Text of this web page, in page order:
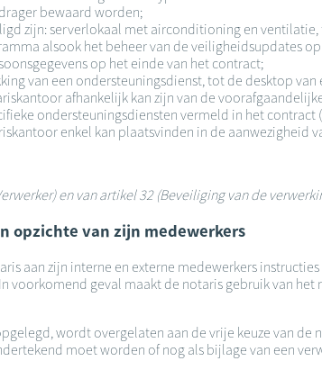
bewaard worden;
zijn: serverlokaal met airconditioning en
alsook het beheer van de veiligheidsupdates
op het einde van het contract;
van een ondersteuningsdienst, tot de desktop
afhankelijk kan zijn van de
ondersteuningsdiensten vermeld in het
enkel kan plaatsvinden in de aanwezigheid
en van artikel 32 (Beveiliging van de
opzichte van zijn medewerkers
aan zijn interne en externe medewerkers
geval maakt de notaris gebruik van
wordt overgelaten aan de vrije keuze van
moet worden of nog als bijlage van een